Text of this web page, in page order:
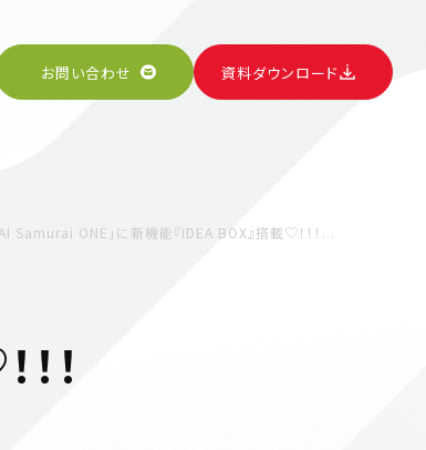
お問い合わせ 資料ダウンロード
AI Samurai ONE」に新機能『IDEA BOX』搭載♡！！！...
！